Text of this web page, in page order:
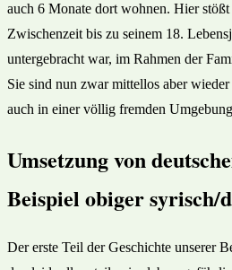
auch 6 Monate dort wohnen. Hier
Zwischenzeit bis zu seinem 18.
untergebracht war, im Rahmen der
Sie sind nun zwar mittellos aber
auch in einer völlig fremden
Umsetzung von
Beispiel obiger syrisch/
Der erste Teil der Geschichte unserer